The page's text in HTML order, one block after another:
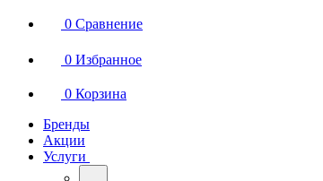
0 Сравнение
0 Избранное
0 Корзина
Бренды
Акции
Услуги